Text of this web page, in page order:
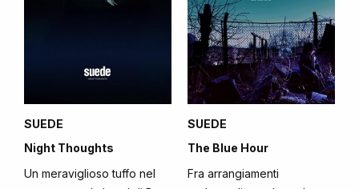
SUEDE
Night Thoughts
Un meraviglioso tuffo nel
SUEDE
The Blue Hour
Fra arrangiamenti